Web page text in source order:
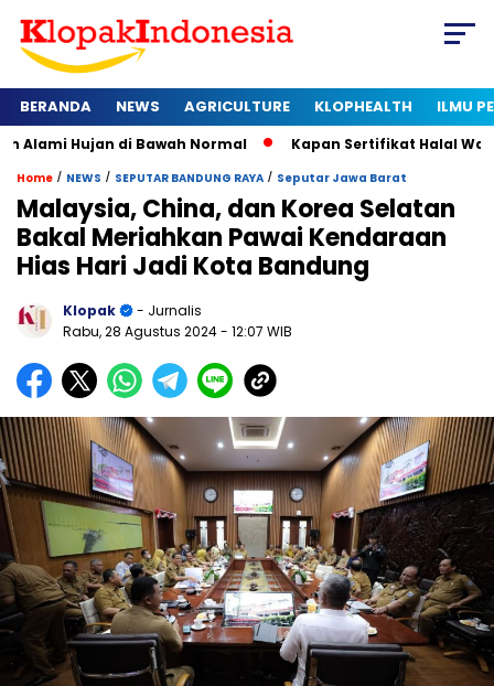
BERANDA NEWS AGRICULTURE KLOPHEALTH ILMU
di Bawah Normal Kapan Sertifikat Halal Wajib bagi
Home / NEWS / SEPUTAR BANDUNG RAYA / Seputar Jawa Barat
Malaysia, China, dan Korea Selatan
Bakal Meriahkan Pawai Kendaraan
Hias Hari Jadi Kota Bandung
Klopak
- Jurnalis
Rabu, 28 Agustus 2024- 12:07 WIB